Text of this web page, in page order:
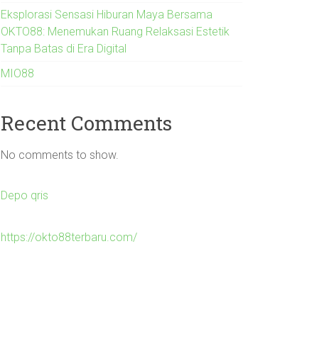
Eksplorasi Sensasi Hiburan Maya Bersama
OKTO88: Menemukan Ruang Relaksasi Estetik
Tanpa Batas di Era Digital
MIO88
Recent Comments
No comments to show.
Depo qris
https://okto88terbaru.com/